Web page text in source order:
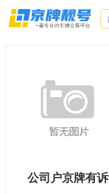
公司户京牌有诉